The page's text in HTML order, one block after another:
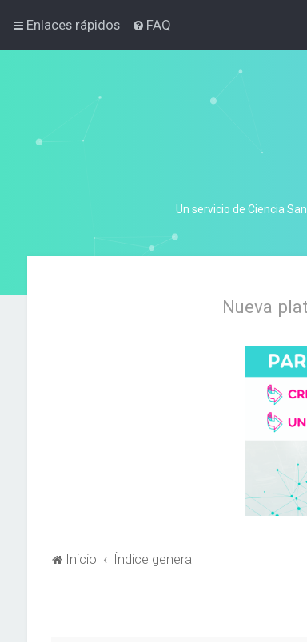
Enlaces rápidos FAQ
Un servicio de Ciencia
Nueva
Inicio Índice general